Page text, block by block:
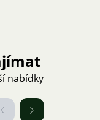
nabídky